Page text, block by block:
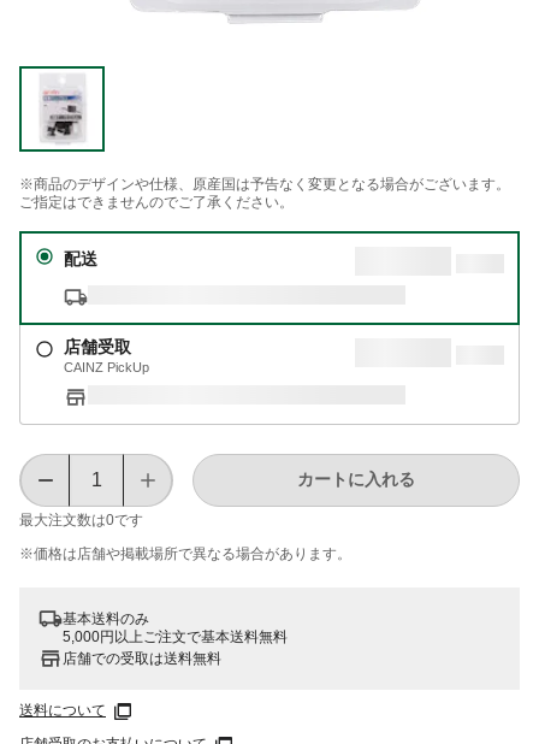
※商品のデザインや仕様、原産国は予告なく変更となる場合がございます。
ご指定はできませんのでご了承ください。
配送
店舗受取
CAINZ PickUp
最大注文数は0です
カートに入れる
※価格は​店舗や​掲載場所で​異なる​場合が​あります。
基本送料のみ
5,000円以上ご注文で基本送料無料
店舗での受取は送料無料
送料について